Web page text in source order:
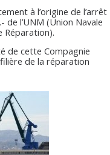
à l’origine de l’arrêt
de l’UNM (Union Navale
Réparation).
cette Compagnie
de la réparation